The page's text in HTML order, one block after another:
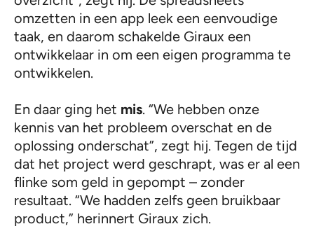
omzetten in een app leek een eenvoudige
taak, en daarom schakelde Giraux een
ontwikkelaar in om een eigen programma te
ontwikkelen.
En daar ging het mis. “We hebben onze
kennis van het probleem overschat en de
oplossing onderschat”, zegt hij. Tegen de tijd
dat het project werd geschrapt, was er al een
flinke som geld in gepompt – zonder
resultaat. “We hadden zelfs geen bruikbaar
product,” herinnert Giraux zich.